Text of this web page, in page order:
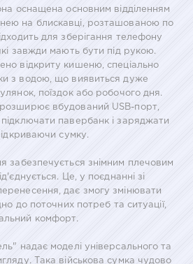
оснащена основним відділенням
на блискавці, розташованою по
для зберігання телефону
завжди мають бути під рукою.
відкриту кишеню, спеціально
з водою, що виявиться дуже
поїздок або робочого дня.
вбудований USB-порт,
павербанк і заряджати
сумку.
забезпечується знімним плечовим
Це, у поєднанні зі
дає змогу змінювати
до поточних потреб та ситуації,
комфорт.
надає моделі універсального та
Така військова сумка чудово